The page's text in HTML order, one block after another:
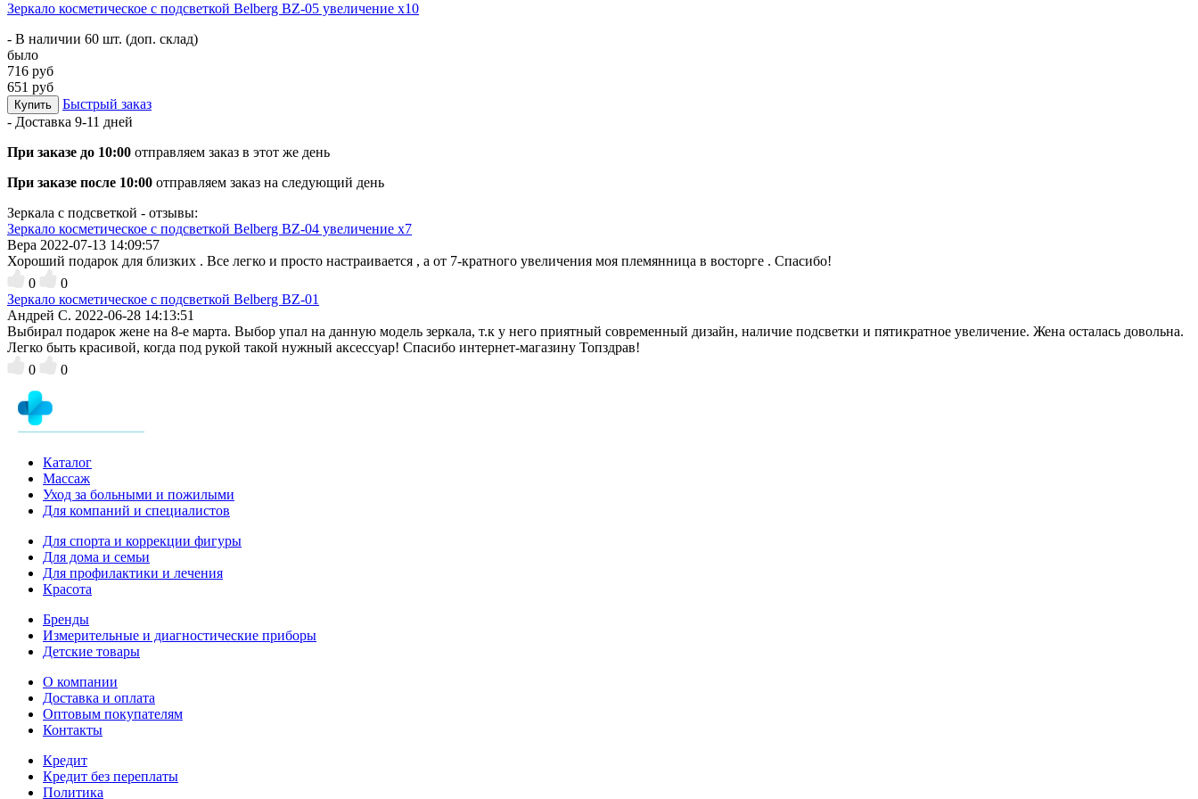
Зеркало косметическое с подсветкой Belberg BZ-05 увеличение х10
- В наличии 60 шт. (доп. склад)
было
716 руб
651 руб
Купить
Быстрый заказ
- Доставка 9-11 дней
При заказе до 10:00 отправляем заказ в этот же день
При заказе после 10:00 отправляем заказ на следующий день
Зеркала с подсветкой - отзывы:
Зеркало косметическое с подсветкой Belberg BZ-04 увеличение х7
Вера 2022-07-13 14:09:57
Хороший подарок для близких . Все легко и просто настраивается , а от 7-кратного увеличения моя племянница в восторге . Спасибо!
0
0
Зеркало косметическое с подсветкой Belberg BZ-01
Андрей С. 2022-06-28 14:13:51
Выбирал подарок жене на 8-е марта. Выбор упал на данную модель зеркала, т.к у него приятный современный дизайн, наличие подсветки и пятикратное увеличение. Жена осталась довольна.
Легко быть красивой, когда под рукой такой нужный аксессуар! Спасибо интернет-магазину Топздрав!
0
0
Каталог
Массаж
Уход за больными и пожилыми
Для компаний и специалистов
Для спорта и коррекции фигуры
Для дома и семьи
Для профилактики и лечения
Красота
Бренды
Измерительные и диагностические приборы
Детские товары
О компании
Доставка и оплата
Оптовым покупателям
Контакты
Кредит
Кредит без переплаты
Политика